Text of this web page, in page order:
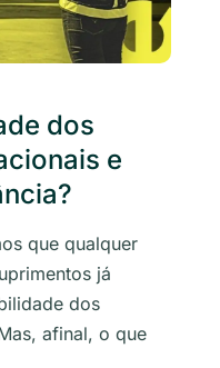
dos
e
que qualquer
já
dos
afinal, o que